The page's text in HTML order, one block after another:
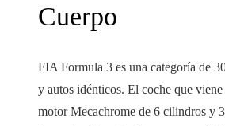
Cuerpo
FIA Formula 3 es una categoría de
y autos idénticos. El coche que
motor Mecachrome de 6 cilindros y